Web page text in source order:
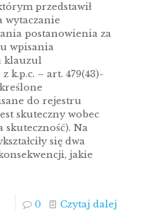
przedstawił
wytaczanie
postanowienia za
wpisania
klauzul
k.p.c. – art. 479(43)-
do rejestru
skuteczny wobec
skuteczność). Na
się dwa
jakie
0 Czytaj dalej